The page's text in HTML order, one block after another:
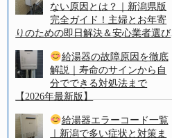
ない原因とは？｜新潟県版
完全ガイド！主婦とお年寄
りのための即日解決＆安心業者選び
給湯器の故障原因を徹底
解説｜寿命のサインから自
分でできる対処法まで
【2026年最新版】
給湯器エラーコード一覧
｜新潟で多い症状と対策ま